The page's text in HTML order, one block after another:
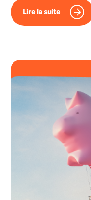
Lire la suite